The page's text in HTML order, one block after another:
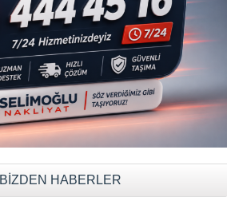
BİZDEN HABERLER
Müşteri Temsilcisi Fiyat Teklif
al